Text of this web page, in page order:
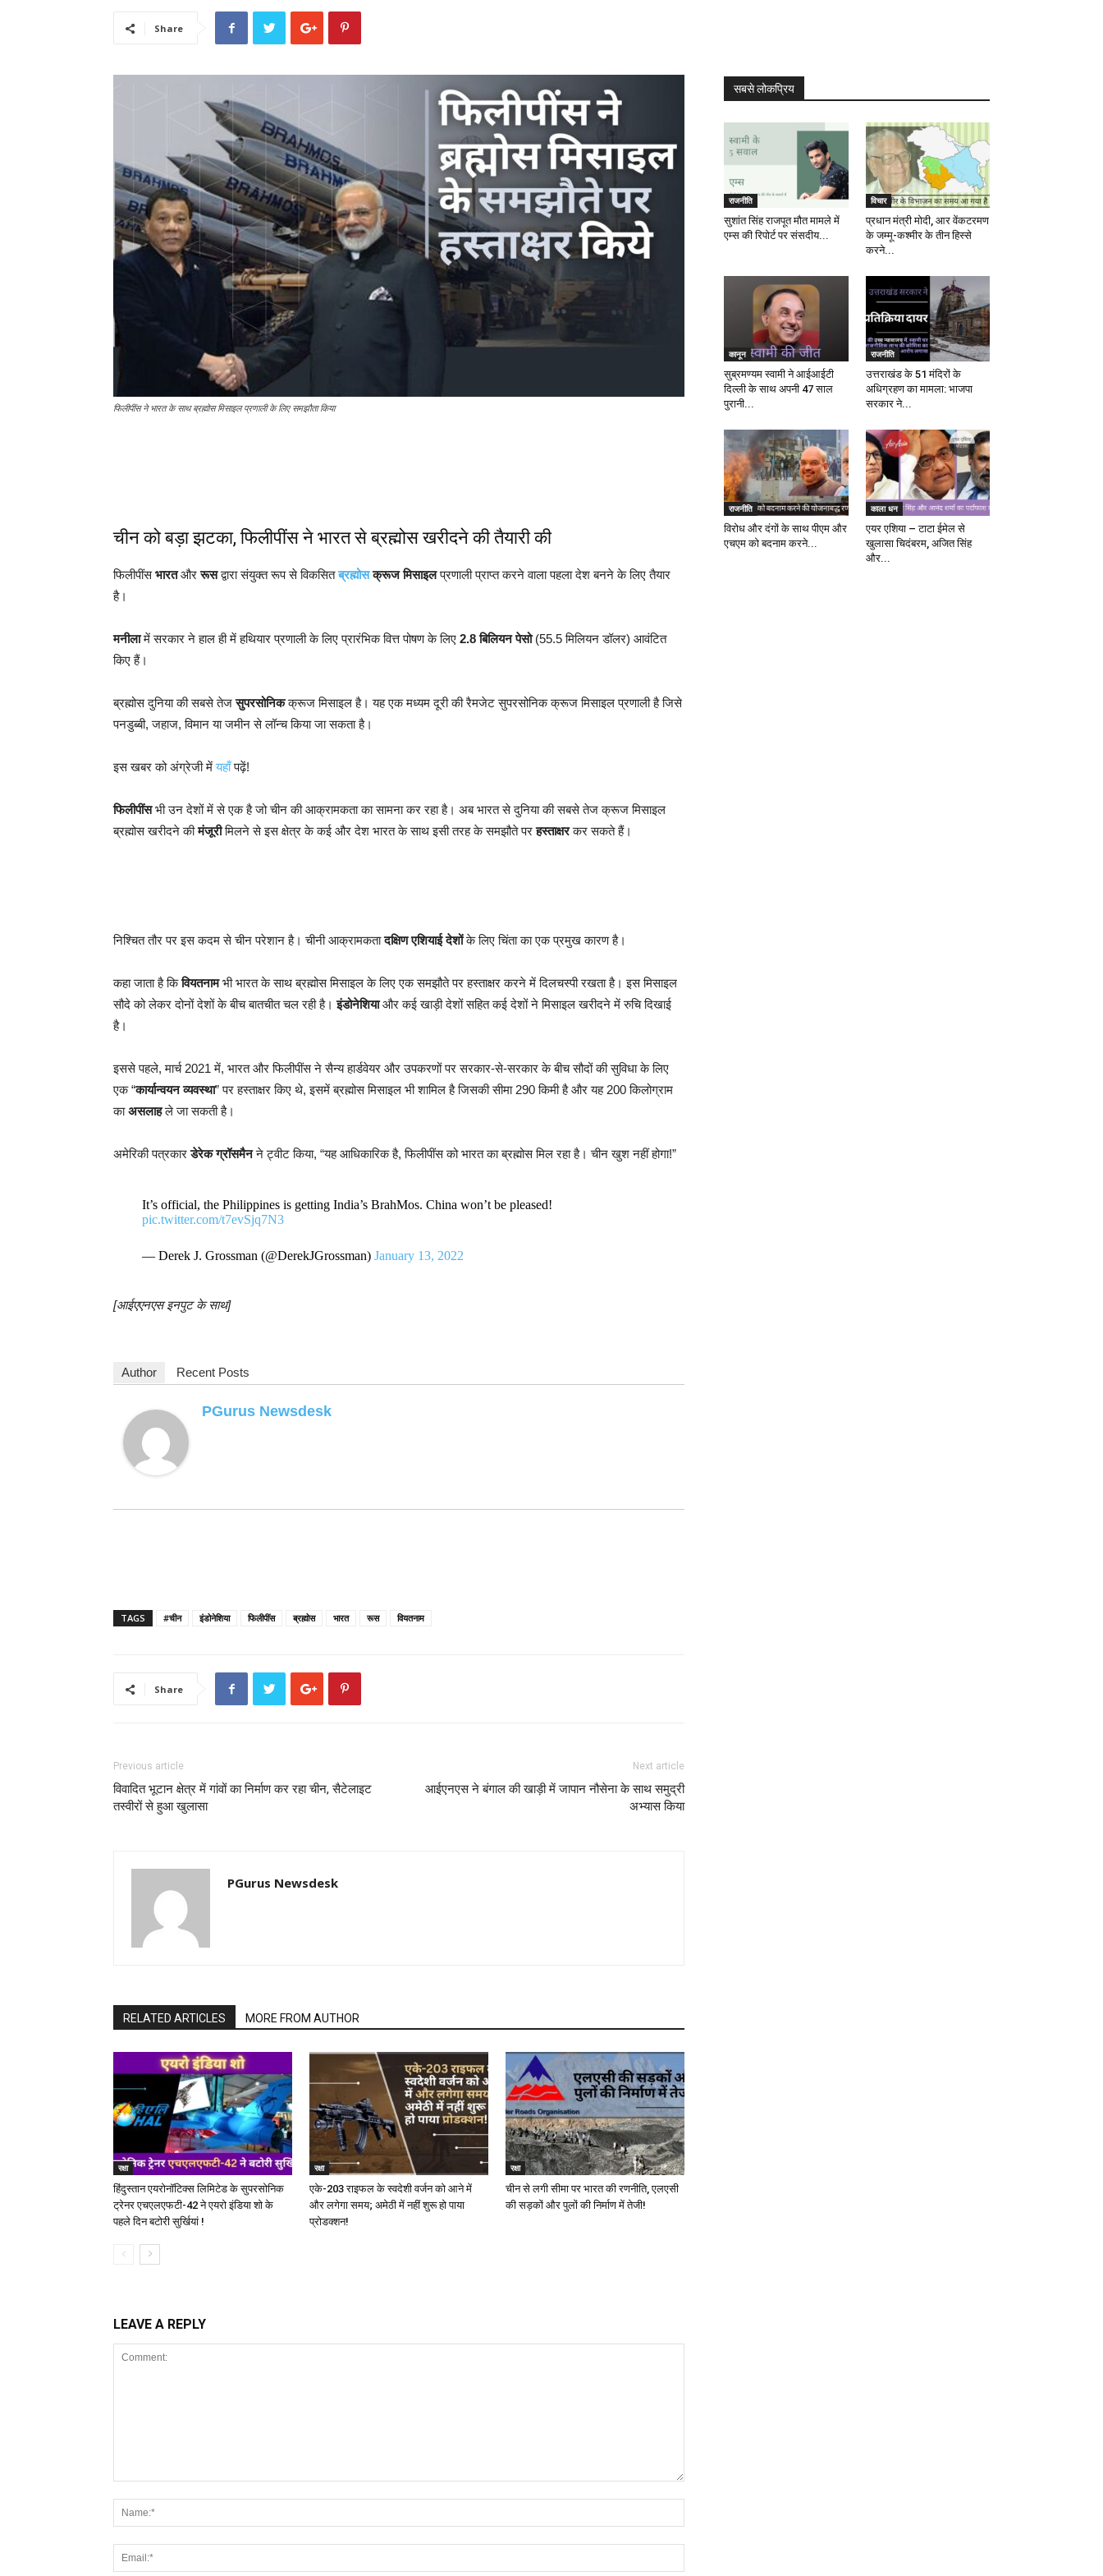
Share
फिलीपींस ने भारत के साथ ब्रह्मोस मिसाइल प्रणाली के लिए समझौता किया
चीन को बड़ा झटका, फिलीपींस ने भारत से ब्रह्मोस खरीदने की तैयारी की
फिलीपींसभारतऔररूसद्वारा संयुक्त रूप से विकसितब्रह्मोसक्रूज मिसाइलप्रणाली प्राप्त करने वाला पहला देश बनने के लिए तैयार
है।
मनीलामें सरकार ने हाल ही में हथियार प्रणाली के लिए प्रारंभिक वित्त पोषण के लिए 2.8 बिलियन पेसो(55.5 मिलियन डॉलर) आवंटित
किए हैं।
ब्रह्मोस दुनिया की सबसे तेजसुपरसोनिकक्रूज मिसाइल है। यह एक मध्यम दूरी की रैमजेट सुपरसोनिक क्रूज मिसाइल प्रणाली है जिसे
पनडुब्बी, जहाज, विमान या जमीन से लॉन्च किया जा सकता है।
इस खबर को अंग्रेजी मेंयहाँपढ़ें!
फिलीपींसभी उन देशों में से एक है जो चीन की आक्रामकता का सामना कर रहा है। अब भारत से दुनिया की सबसे तेज क्रूज मिसाइल
ब्रह्मोस खरीदने कीमंजूरीमिलने से इस क्षेत्र के कई और देश भारत के साथ इसी तरह के समझौते परहस्ताक्षरकर सकते हैं।
निश्चित तौर पर इस कदम से चीन परेशान है। चीनी आक्रामकतादक्षिण एशियाई देशोंके लिए चिंता का एक प्रमुख कारण है।
कहा जाता है किवियतनामभी भारत के साथ ब्रह्मोस मिसाइल के लिए एक समझौते पर हस्ताक्षर करने में दिलचस्पी रखता है। इस मिसाइल
सौदे को लेकर दोनों देशों के बीच बातचीत चल रही है।इंडोनेशियाऔर कई खाड़ी देशों सहित कई देशों ने मिसाइल खरीदने में रुचि दिखाई
है।
इससे पहले, मार्च 2021 में, भारत और फिलीपींस ने सैन्य हार्डवेयर और उपकरणों पर सरकार-से-सरकार के बीच सौदों की सुविधा के लिए
एक “कार्यान्वयन व्यवस्था” पर हस्ताक्षर किए थे, इसमें ब्रह्मोस मिसाइल भी शामिल है जिसकी सीमा 290 किमी है और यह 200 किलोग्राम
काअसलाहले जा सकती है।
अमेरिकी पत्रकारडेरेक ग्रॉसमैनने ट्वीट किया, “यह आधिकारिक है, फिलीपींस को भारत का ब्रह्मोस मिल रहा है। चीन खुश नहीं होगा!”
It’s official, the Philippines is getting India’s BrahMos. China won’t be pleased!
pic.twitter.com/t7evSjq7N3
— Derek J. Grossman (@DerekJGrossman) January 13, 2022
[आईएएनएस इनपुट के साथ]
Author Recent Posts
PGurus Newsdesk
TAGS #चीन इंडोनेशिया फिलीपींस ब्रह्मोस भारत रूस वियतनाम
Share
Previous article
विवादित भूटान क्षेत्र में गांवों का निर्माण कर रहा चीन, सैटेलाइट
तस्वीरों से हुआ खुलासा
Next article
आईएनएस ने बंगाल की खाड़ी में जापान नौसेना के साथ समुद्री
अभ्यास किया
PGurus Newsdesk
RELATED ARTICLES MORE FROM AUTHOR
रक्षा
हिंदुस्तान एयरोनॉटिक्स लिमिटेड के सुपरसोनिक
ट्रेनर एचएलएफटी-42 ने एयरो इंडिया शो के
पहले दिन बटोरी सुर्खियां !
रक्षा
एके-203 राइफल के स्वदेशी वर्जन को आने में
और लगेगा समय; अमेठी में नहीं शुरू हो पाया
प्रोडक्शन!
रक्षा
चीन से लगी सीमा पर भारत की रणनीति, एलएसी
की सड़कों और पुलों की निर्माण में तेजी!
LEAVE A REPLY
सबसे लोकप्रिय
राजनीति
सुशांत सिंह राजपूत मौत मामले में
एम्स की रिपोर्ट पर संसदीय...
विचार
प्रधान मंत्री मोदी, आर वेंकटरमण
के जम्मू-कश्मीर के तीन हिस्से
करने...
कानून
सुब्रमण्यम स्वामी ने आईआईटी
दिल्ली के साथ अपनी 47 साल
पुरानी...
राजनीति
उत्तराखंड के 51 मंदिरों के
अधिग्रहण का मामला: भाजपा
सरकार ने...
राजनीति
विरोध और दंगों के साथ पीएम और
एचएम को बदनाम करने...
काला धन
एयर एशिया – टाटा ईमेल से
खुलासा चिदंबरम, अजित सिंह
और...